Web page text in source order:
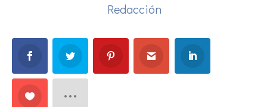
Redacción